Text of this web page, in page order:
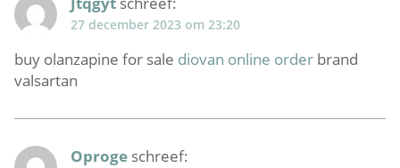
27 december 2023 om 23:20
buy olanzapine for sale diovan online order brand
valsartan
Oproge schreef: